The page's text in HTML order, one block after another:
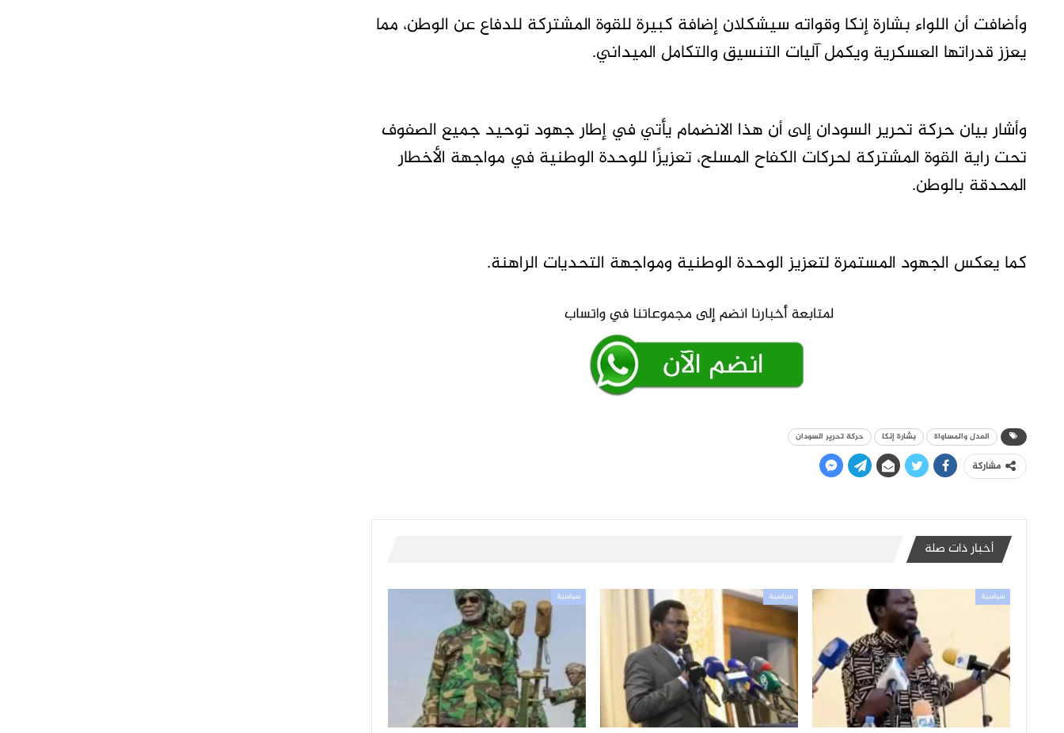
وأضافت أن اللواء بشارة إنكا وقواته سيشكلان إضافة كبيرة للقوة المشتركة للدفاع عن الوطن، مما
يعزز قدراتها العسكرية ويكمل آليات التنسيق والتكامل الميداني.
وأشار بيان حركة تحرير السودان إلى أن هذا الانضمام يأتي في إطار جهود توحيد جميع الصفوف
تحت راية القوة المشتركة لحركات الكفاح المسلح، تعزيزًا للوحدة الوطنية في مواجهة الأخطار
المحدقة بالوطن.
كما يعكس الجهود المستمرة لتعزيز الوحدة الوطنية ومواجهة التحديات الراهنة.
العدل والمساواة بشارة إنكا حركة تحرير السودان
مشاركة
أخبار ذات صلة
سياسية سياسية سياسية